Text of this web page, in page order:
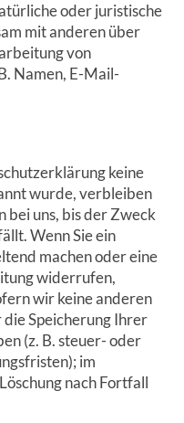
oder juristische
mit anderen über
von
Namen, E-Mail-
keine
wurde, verbleiben
bei uns, bis der Zweck
Wenn Sie ein
machen oder eine
widerrufen,
wir keine anderen
Speicherung Ihrer
(z. B. steuer- oder
im
nach Fortfall